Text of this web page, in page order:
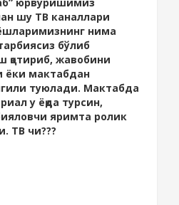
шу ТВ каналлари
нима
бўлиб
қотириб, жавобини
ёки мактабдан
туюлади. Мактабда
у ёқда турсин,
яримта ролик
ТВ чи???